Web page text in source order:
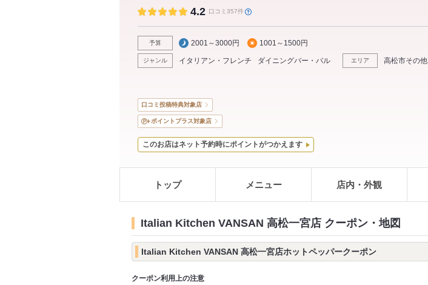
4.2 口コミ357件
予算 2001～3000円 1001～1500円
ジャンル イタリアン・フレンチ ダイニングバー・バル エリア 高松市その他
口コミ投稿特典対象店
ポイントプラス対象店
このお店はネット予約時にポイントがつかえます
トップ メニュー 店内・外観
Italian Kitchen VANSAN 高松一宮店 クーポン・地図
Italian Kitchen VANSAN 高松一宮店ホットペッパークーポン
クーポン利用上の注意